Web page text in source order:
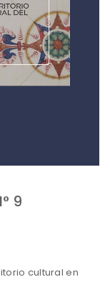
9
cultural en